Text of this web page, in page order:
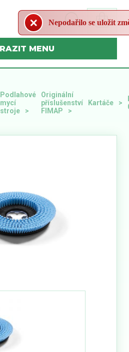
MENU
Podlahové
mycí
stroje
Originální
příslušenství
FIMAP
Kartáče
Nepodařilo se uložit